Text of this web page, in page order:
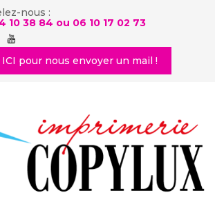
nous :
10 38 84 ou 06 10 17 02 73
pour nous envoyer un mail !